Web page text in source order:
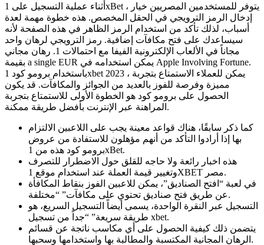
أثناء عملية التسجيل على 1xBet ، يتوفر للمستخدمين المصريين خيار
إدخال الرمز الترويجي في الحقل المخصص. هذه خطوة مهمة لعدة
أسباب، لذلك تأكد من استخدام الرمز الظاهر في هذه الصفحة لأنه
سيساعدك على فتح مكافآت إضافية. رمز الترويجي لرهان واحد
مجاناً في الألعاب الإلكترونية الفيفا مع احتمالات 1. رهان مجاني
بقيمة a single EUR يمكن استخدامه في Apple Involving Fortune.
باستخدام برومو كود 1xbet 2023 ، يمكن للعملاء الاستمتاع بتجربة
مميزة وفرصة للفوز بالعديد من الجوائز والمكافآت. قد يكون
الحصول على برومو كود هو الخطوة الأولى للاستمتاع بتجربة
المراهنة عبر الإنترنت بأفضل طريقة ممكنة.
كما ذكر سابقًا، هناك قواعد معينة يجب على اللاعبين الالتزام
بها إذا أرادوا التأكد من أنهم مؤهلون للاستفادة من عروض
برومو كود هذه من 1xBet.
هذه اخبار رائعة ولا حاجه للقلق حول الاضطرار للتصرف
وتغيير قيمة العملة عند استخدام موقع 1XBET مصر.
في لعبة “افتح الصناديق”، يمكن للاعبين الفوز بنقاط المكافأة
عن طريق فتح صناديق تحتوي على مكافآت” “مختلفة.
التسجيل عبر النقرة الواحدة، يسمى أيضاً التسجيل السريع، هو
طريقة سريعة” “جداً من تسجيل xbet.
يتضمن ذلك كيفية الحصول على أي مكاسب ناتجة عن قسائم
الرهان المجانية المكتسبة والمطالبة بها واستخدامها وسحبها.